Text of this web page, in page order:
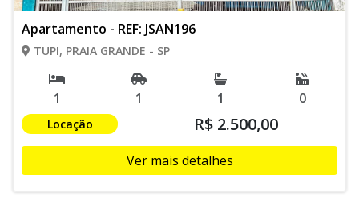
Apartamento - REF: JSAN196
TUPI, PRAIA GRANDE - SP
1 1 1 0
Locação R$ 2.500,00
Ver mais detalhes